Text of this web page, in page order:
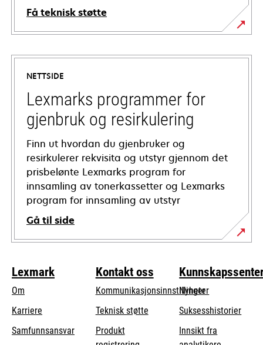
Få teknisk støtte
opens
in
new
tab
NETTSIDE
Lexmarks programmer for
gjenbruk og resirkulering
Finn ut hvordan du gjenbruker og
resirkulerer rekvisita og utstyr gjennom det
prisbelønte Lexmarks program for
innsamling av tonerkassetter og Lexmarks
program for innsamling av utstyr
Gå til side
Lexmark
Om
Karriere
Samfunnsansvaropens
Kontakt oss
Kommunikasjonsinnstillinger
Teknisk støtteopens
Produkt
Nyheter
Suksesshistorier
Innsikt fra